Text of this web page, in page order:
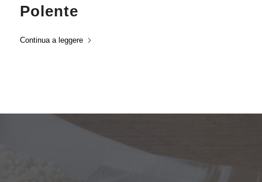
Polente
Continua a leggere